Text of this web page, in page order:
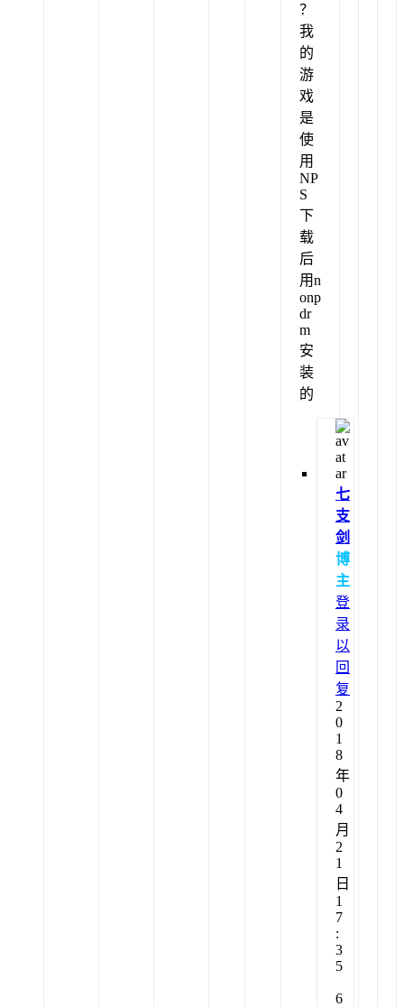
？
我
的
游
戏
是
使
用
NP
S
下
载
后
用n
onp
dr
m
安
装
的
七
支
剑
博
主
登
录
以
回
复
2
0
1
8
年
0
4
月
2
1
日
1
7
:
3
5
6